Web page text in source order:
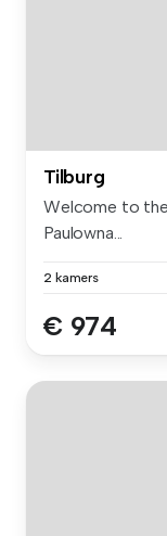
Tilburg
Welcome to
Paulowna...
2 kamers
€ 974